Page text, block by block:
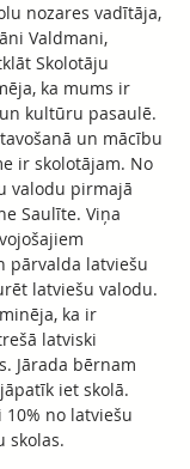
nozares vadītāja,
Valdmani,
Skolotāju
ka mums ir
kultūru pasaulē.
un mācību
ir skolotājam. No
valodu pirmajā
Saulīte. Viņa
pārvalda latviešu
latviešu valodu.
ka ir
latviski
Jārada bērnam
iet skolā.
no latviešu
skolas.